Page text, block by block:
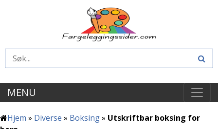
MENU
Hjem » Diverse » Boksing» Utskriftbar boksing for